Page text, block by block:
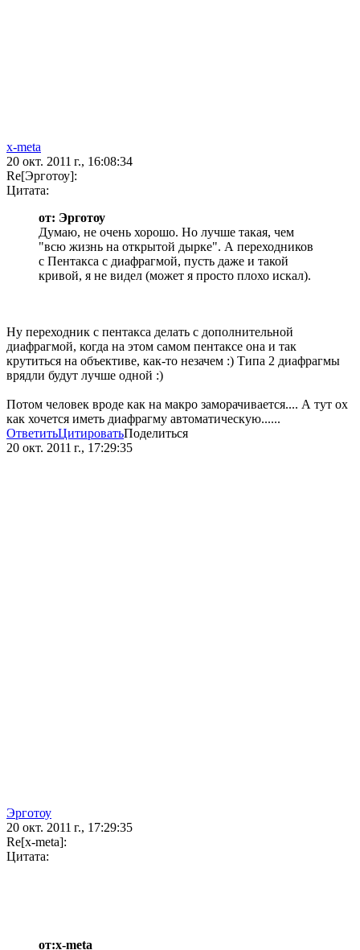
x-meta
20 окт. 2011 г., 16:08:34
Re[Эрготоу]:
Цитата:
от: Эрготоу
Думаю, не очень хорошо. Но лучше такая, чем
"всю жизнь на открытой дырке". А переходников
с Пентакса с диафрагмой, пусть даже и такой
кривой, я не видел (может я просто плохо искал).
Ну переходник с пентакса делать с дополнительной
диафрагмой, когда на этом самом пентаксе она и так
крутиться на объективе, как-то незачем :) Типа 2 диафрагмы
врядли будут лучше одной :)
Потом человек вроде как на макро заморачивается.... А тут ох
как хочется иметь диафрагму автоматическую......
ОтветитьЦитироватьПоделиться
20 окт. 2011 г., 17:29:35
Эрготоу
20 окт. 2011 г., 17:29:35
Re[x-meta]:
Цитата:
от:x-meta